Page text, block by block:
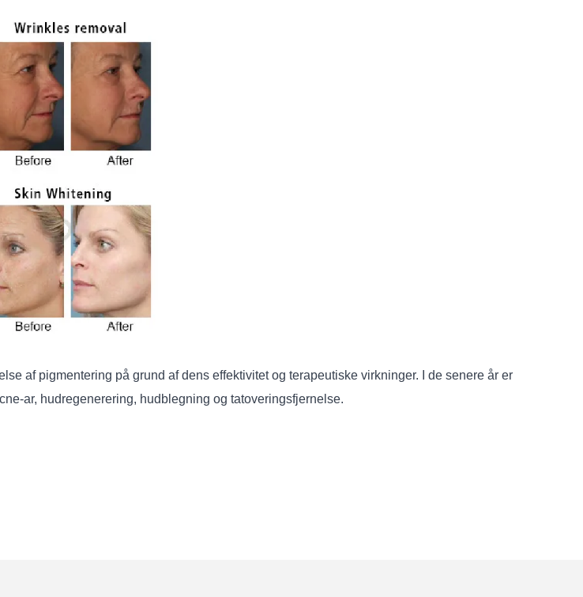
af pigmentering på grund af dens effektivitet og terapeutiske virkninger. I de senere år er
ar, hudregenerering, hudblegning og tatoveringsfjernelse.